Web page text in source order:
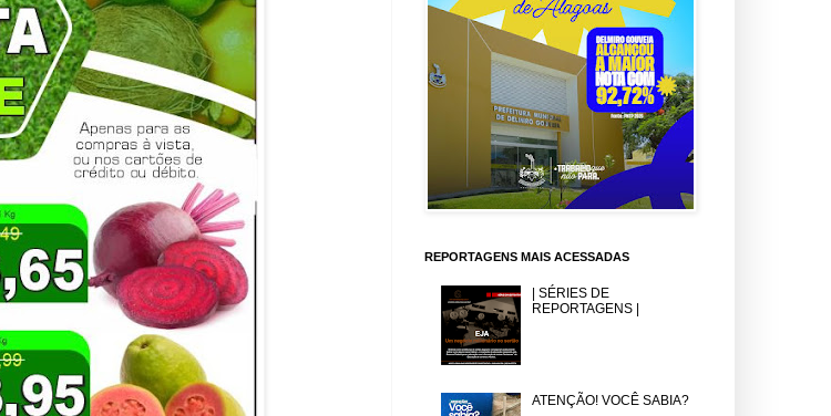
REPORTAGENS MAIS ACESSADAS
| SÉRIES DE
REPORTAGENS |
ATENÇÃO! VOCÊ SABIA?